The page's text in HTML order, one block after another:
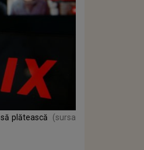
plătească
(sursa